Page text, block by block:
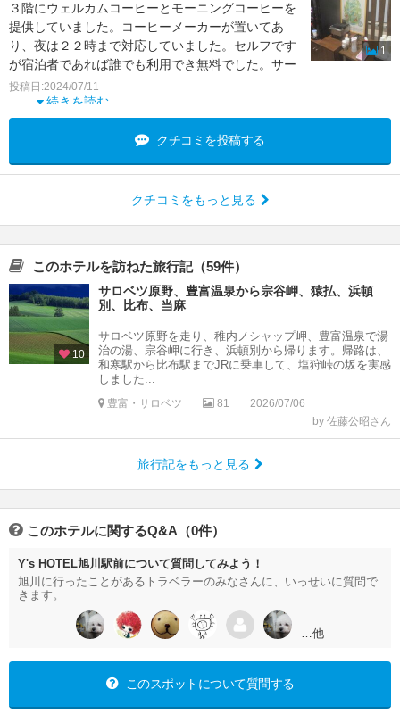
３階にウェルカムコーヒーとモーニングコーヒーを
提供していました。コーヒーメーカーが置いてあ
り、夜は２２時まで対応していました。セルフです
が宿泊者であれば誰でも利用でき無料でした。サー
ビスのとてもいいホ
続きを読む
投稿日:2024/07/11
1
クチコミを投稿する
クチコミをもっと見る
このホテルを訪ねた旅行記（59件）
10
サロベツ原野、豊富温泉から宗谷岬、猿払、浜頓
別、比布、当麻
サロベツ原野を走り、稚内ノシャップ岬、豊富温泉で湯
治の湯、宗谷岬に行き、浜頓別から帰ります。帰路は、
和寒駅から比布駅までJRに乗車して、塩狩峠の坂を実感
しました...
豊富・サロベツ 81
2026/07/06
by 佐藤公昭さん
旅行記をもっと見る
このホテルに関するQ&A（0件）
Y's HOTEL旭川駅前について質問してみよう！
旭川に行ったことがあるトラベラーのみなさんに、いっせいに質問で
きます。
…他
このスポットについて質問する